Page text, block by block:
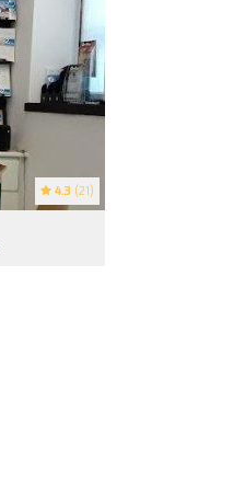
4.3 (21)